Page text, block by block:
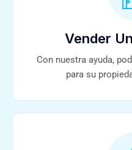
Vender
Con nuestra ayuda,
para su